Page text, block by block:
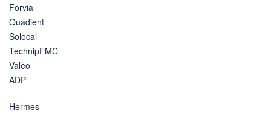
Forvia
Quadient
Solocal
TechnipFMC
Valeo
ADP
Hermes